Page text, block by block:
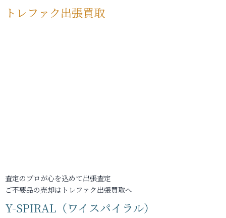
トレファク出張買取
査定のプロが心を込めて出張査定
ご不要品の売却はトレファク出張買取へ
Y-SPIRAL（ワイスパイラル）